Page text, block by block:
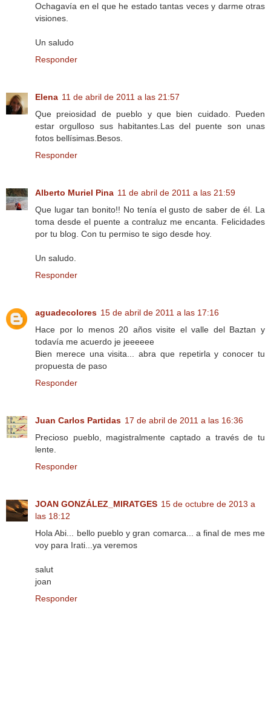
Ochagavía en el que he estado tantas veces y darme otras
visiones.
Un saludo
Responder
Elena 11 de abril de 2011 a las 21:57
Que preiosidad de pueblo y que bien cuidado. Pueden
estar orgulloso sus habitantes.Las del puente son unas
fotos bellísimas.Besos.
Responder
Alberto Muriel Pina 11 de abril de 2011 a las 21:59
Que lugar tan bonito!! No tenía el gusto de saber de él. La
toma desde el puente a contraluz me encanta. Felicidades
por tu blog. Con tu permiso te sigo desde hoy.
Un saludo.
Responder
aguadecolores 15 de abril de 2011 a las 17:16
Hace por lo menos 20 años visite el valle del Baztan y
todavía me acuerdo je jeeeeee
Bien merece una visita... abra que repetirla y conocer tu
propuesta de paso
Responder
Juan Carlos Partidas 17 de abril de 2011 a las 16:36
Precioso pueblo, magistralmente captado a través de tu
lente.
Responder
JOAN GONZÁLEZ_MIRATGES 15 de octubre de 2013 a
las 18:12
Hola Abi... bello pueblo y gran comarca... a final de mes me
voy para Irati...ya veremos
salut
joan
Responder